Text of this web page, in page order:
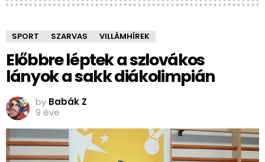
SPORT SZARVAS VILLÁMHÍREK
Előbbre léptek a szlovákos
lányok a sakk diákolimpián
by Babák Z
9 éve